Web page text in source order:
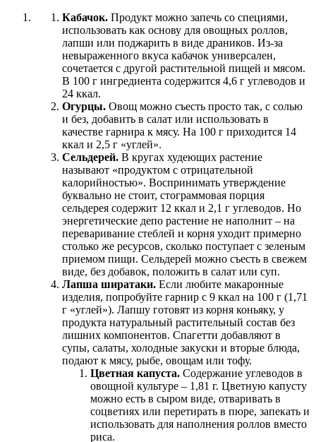
Кабачок. Продукт можно запечь со специями,
использовать как основу для овощных роллов,
лапши или поджарить в виде драников. Из-за
невыраженного вкуса кабачок универсален,
сочетается с другой растительной пищей и мясом.
В 100 г ингредиента содержится 4,6 г углеводов и
24 ккал.
Огурцы. Овощ можно съесть просто так, с солью
и без, добавить в салат или использовать в
качестве гарнира к мясу. На 100 г приходится 14
ккал и 2,5 г «углей».
Сельдерей. В кругах худеющих растение
называют «продуктом с отрицательной
калорийностью». Воспринимать утверждение
буквально не стоит, стограммовая порция
сельдерея содержит 12 ккал и 2,1 г углеводов. Но
энергетические депо растение не наполнит – на
переваривание стеблей и корня уходит примерно
столько же ресурсов, сколько поступает с зеленым
приемом пищи. Сельдерей можно съесть в свежем
виде, без добавок, положить в салат или суп.
Лапша ширатаки. Если любите макаронные
изделия, попробуйте гарнир с 9 ккал на 100 г (1,71
г «углей»). Лапшу готовят из корня коньяку, у
продукта натуральный растительный состав без
лишних компонентов. Спагетти добавляют в
супы, салаты, холодные закуски и вторые блюда,
подают к мясу, рыбе, овощам или тофу.
Цветная капуста. Содержание углеводов в
овощной культуре – 1,81 г. Цветную капусту
можно есть в сыром виде, отваривать в
соцветиях или перетирать в пюре, запекать и
использовать для наполнения роллов вместо
риса.